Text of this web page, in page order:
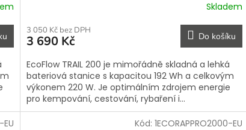
Skladem
3 050 Kč bez DPH
3 690 Kč Do košíku
EcoFlow TRAIL 200 je mimořádně skladná a lehká
bateriová stanice s kapacitou 192 Wh a celkovým
výkonem 220 W. Je optimálním zdrojem energie
pro kempování, cestování, rybaření i...
Kód: 1ECORAPPRO2000-EU